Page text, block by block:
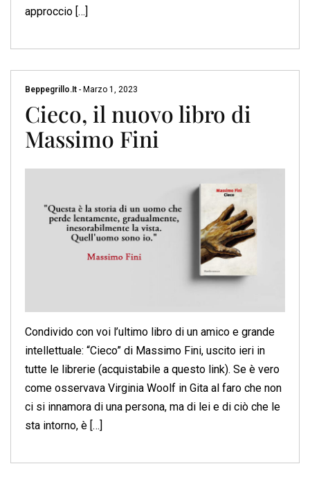
approccio […]
Beppegrillo.it - Marzo 1, 2023
Cieco, il nuovo libro di
Massimo Fini
Condivido con voi l’ultimo libro di un amico e grande
intellettuale: “Cieco” di Massimo Fini, uscito ieri in
tutte le librerie (acquistabile a questo link). Se è vero
come osservava Virginia Woolf in Gita al faro che non
ci si innamora di una persona, ma di lei e di ciò che le
sta intorno, è […]